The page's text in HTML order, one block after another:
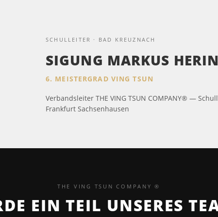
SCHULLEITER · BAD KREUZNACH
SIGUNG MARKUS
6. MEISTERGRAD VING TSUN
Verbandsleiter THE VING TSUN COMPANY® —
Frankfurt Sachsenhausen
THE VING TSUN COMPANY ®
EIN TEIL UNSERES